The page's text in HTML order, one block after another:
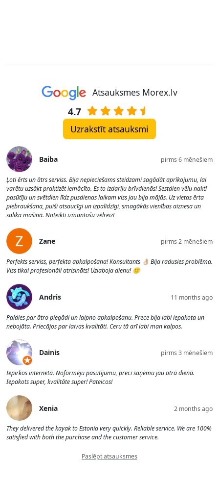
Atsauksmes Morex.lv
4.7
Uzrakstīt atsauksmi
Baiba pirms 6 mēnešiem
Ļoti ērts un ātrs serviss. Bija nepieciešams steidzami sagādāt aprīkojumu, lai
varētu uzsākt praktizēt iemācīto. Es to izdarīju brīvdienās! Sestdien vēlu naktī
pasūtīju un svētdien līdz pusdienas laikam viss jau bija mājās. Uz vietas ērta
piebraukšana, puiši atsaucīgi un izpalīdzīgi, smagākās vienības aiznesa un
salika mašīnā. Noteikti izmantošu vēlreiz!
Zane pirms 2 mēnešiem
Perfekts serviss, perfekta apkalpošana! Konsultants 👌🏼 Bija radusies problēma.
Viss tikai profesionāli atrisināts! Uzlaboja dienu! 🙂
Andris 11 months ago
Paldies par ātro piegādi un laipno apkalpošanu. Prece bija labi iepakota un
nebojāta. Priecājos par laivas kvalitāti. Ceru tā arī labi man kalpos.
Dainis pirms 3 mēnešiem
Iepirkos internetā. Noformēju pasūtījumu, preci saņēmu jau otrā dienā.
Iepakots super, kvalitāte super! Pateicos!
Xenia 2 months ago
They delivered the kayak to Estonia very quickly. Reliable service. We are 100%
satisfied with both the purchase and the customer service.
Paslēpt atsauksmes